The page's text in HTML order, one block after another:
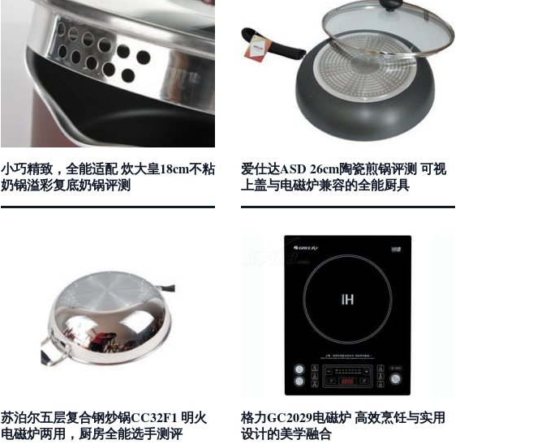
小巧精致，全能适配 炊大皇18cm不粘
奶锅溢彩复底奶锅评测
爱仕达ASD 26cm陶瓷煎锅评测 可视
上盖与电磁炉兼容的全能厨具
苏泊尔五层复合钢炒锅CC32F1 明火
电磁炉两用，厨房全能选手测评
格力GC2029电磁炉 高效烹饪与实用
设计的美学融合